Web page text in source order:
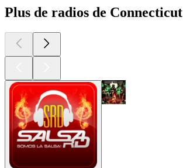
Plus de radios de Connecticut